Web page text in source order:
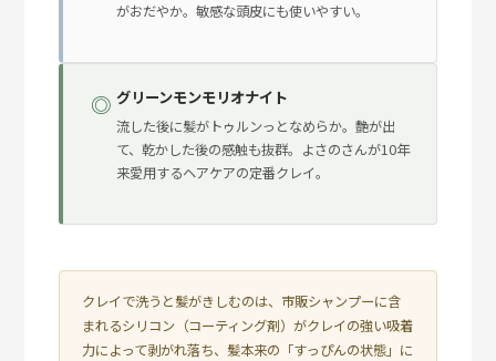
がおだやか。敏感な頭皮にも使いやすい。
◎ グリーンモンモリオナイト
流した後に髪がトゥルンっとなめらか。艶が出
て、乾かした後の感触も抜群。よさのさんが10年
来愛用するヘアケアの定番クレイ。
クレイで洗うと髪がきしむのは、市販シャンプーに含
まれるシリコン（コーティング剤）がクレイの強い吸着
力によって剥がれ落ち、髪本来の「すっぴんの状態」に